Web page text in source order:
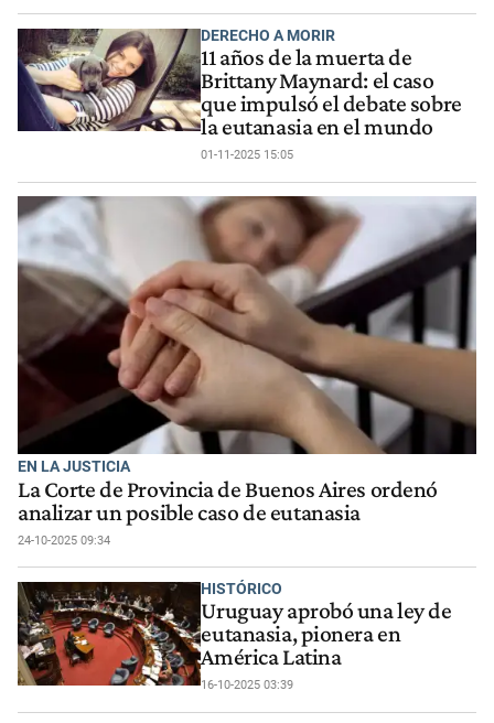
DERECHO A MORIR
11 años de la muerta de
Brittany Maynard: el caso
que impulsó el debate sobre
la eutanasia en el mundo
01-11-2025 15:05
EN LA JUSTICIA
La Corte de Provincia de Buenos Aires ordenó
analizar un posible caso de eutanasia
24-10-2025 09:34
HISTÓRICO
Uruguay aprobó una ley de
eutanasia, pionera en
América Latina
16-10-2025 03:39